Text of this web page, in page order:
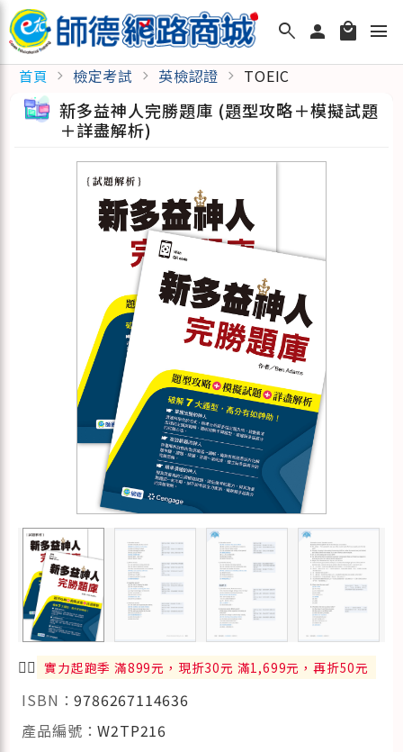
search person local_mall menu
首頁 chevron_right 檢定考試 chevron_right 英檢認證 chevron_right TOEIC
新多益神人完勝題庫 (題型攻略＋模擬試題
＋詳盡解析)
🏃‍♂️ 實力起跑季 滿899元，現折30元 滿1,699元，再折50元
ISBN：9786267114636
產品編號：W2TP216